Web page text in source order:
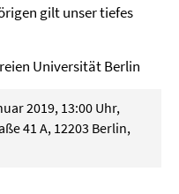
gilt unser tiefes
Universität Berlin
2019, 13:00 Uhr,
41 A, 12203 Berlin,